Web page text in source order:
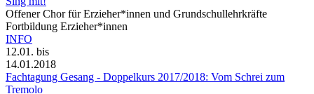
Offener Chor für Erzieher*innen und Grundschullehrkräfte
Fortbildung Erzieher*innen
INFO
12.01. bis
14.01.2018
Fachtagung Gesang - Doppelkurs 2017/2018: Vom Schrei zum
Tremolo